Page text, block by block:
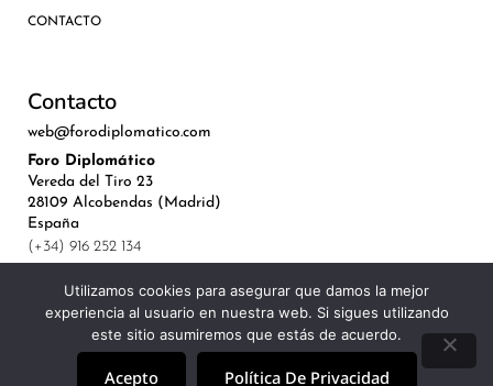
CONTACTO
Contacto
web@forodiplomatico.com
Foro Diplomático
Vereda del Tiro 23
28109 Alcobendas (Madrid)
España
(+34) 916 252 134
Utilizamos cookies para asegurar que damos la mejor
experiencia al usuario en nuestra web. Si sigues utilizando
este sitio asumiremos que estás de acuerdo.
Acepto Política De Privacidad